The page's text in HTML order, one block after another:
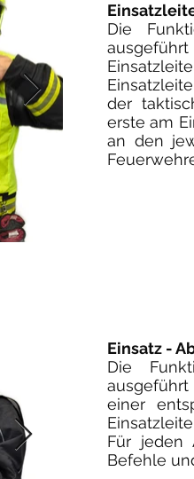
Die
der
erste am
an den
Einsatz -
Die
einer
Für jeden
Befehle